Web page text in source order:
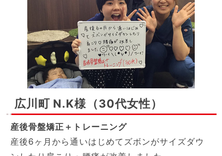
広川町 N.K様（30代女性）
産後骨盤矯正＋トレーニング
産後6ヶ月から通いはじめてズボンがサイズダウ